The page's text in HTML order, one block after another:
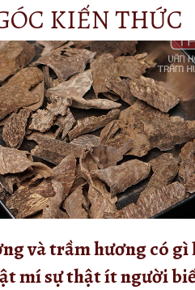
KIẾN THỨC
và trầm hương có gì
mí sự thật ít người